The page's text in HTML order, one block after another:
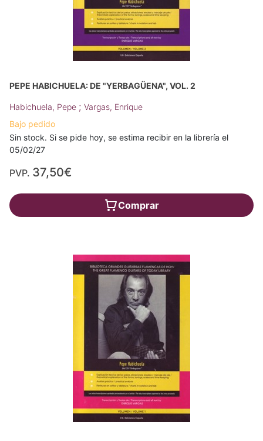
PEPE HABICHUELA: DE "YERBAGÜENA", VOL. 2
Habichuela, Pepe ; Vargas, Enrique
Bajo pedido
Sin stock. Si se pide hoy, se estima recibir en la librería el
05/02/27
PVP. 37,50€
Comprar